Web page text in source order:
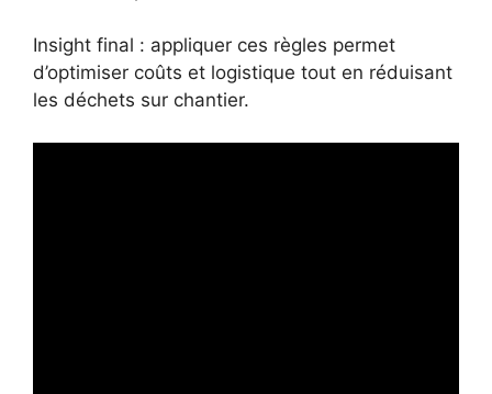
Insight final : appliquer ces règles permet
d’optimiser coûts et logistique tout en réduisant
les déchets sur chantier.